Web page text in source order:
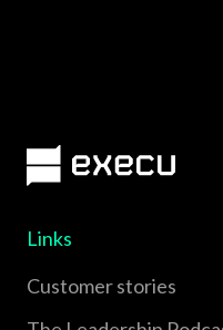
Links
Customer stories